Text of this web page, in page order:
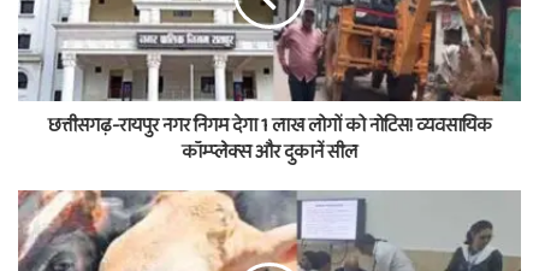
छत्तीसगढ़-रायपुर नगर निगम देगा 1 लाख लोगों को नोटिस! व्यवसायिक
कॉम्प्लेक्स और दुकानें सील